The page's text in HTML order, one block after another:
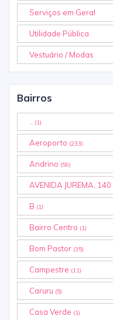
Serviços em Geral
Utilidade Pública
Vestuário / Modas
Bairros
(1)
Aeroporto (233)
Andrino (59)
AVENIDA JUREMA, 140
B (1)
Bairro Centro (1)
Bom Pastor (35)
Campestre (11)
Caruru (5)
Casa Verde (1)